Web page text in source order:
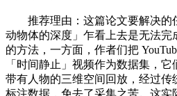
推荐理由：这篇论文要解决的
动物体的深度」乍看上去是无法
的方法，一方面，作者们把
「时间静止」视频作为数据集，它
带有人物的三维空间回放，经过传
标注数据，免去了采集之苦。这